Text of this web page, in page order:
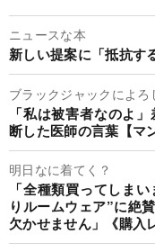
ニュースな本
新しい提案に「抵抗す
ブラックジャックによろ
「私は被害者なのよ
断した医師の言葉【マ
明日なに着てく？
「全種類買ってしま
りルームウェア”に絶
欠かせません」《購入